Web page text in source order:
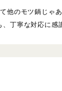
他のモツ鍋じゃ
丁寧な対応に感